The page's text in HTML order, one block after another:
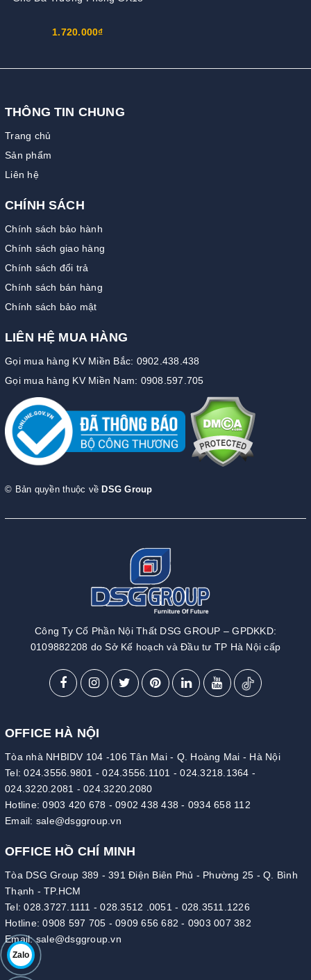
1.720.000₫
Zalo
THÔNG TIN CHUNG
Trang chủ
Sản phẩm
Liên hệ
CHÍNH SÁCH
Chính sách bảo hành
Chính sách giao hàng
Chính sách đổi trả
Chính sách bán hàng
Chính sách bảo mật
LIÊN HỆ MUA HÀNG
Gọi mua hàng KV Miền Bắc: 0902.438.438
Gọi mua hàng KV Miền Nam: 0908.597.705
© Bản quyền thuộc về DSG Group
Công Ty Cổ Phần Nội Thất DSG GROUP – GPDKKD:
0109882208 do Sở Kế hoạch và Đầu tư TP Hà Nội cấp
OFFICE HÀ NỘI
Tòa nhà NHBIDV 104 -106 Tân Mai - Q. Hoàng Mai - Hà Nội
Tel:024.3556.9801 -024.3556.1101 -024.3218.1364 -
024.3220.2081 - 024.3220.2080
Hotline:0903 420 678 - 0902 438 438 - 0934 658 112
Email: sale@dsggroup.vn
OFFICE HỒ CHÍ MINH
Tòa DSG Group 389 - 391 Điện Biên Phủ - Phường 25 - Q. Bình
Thạnh - TP.HCM
Tel:028.3727.1111 -028.3512 .0051 - 028.3511.1226
Hotline:0908 597 705 - 0909 656 682 - 0903 007 382
Email:sale@dsggroup.vn